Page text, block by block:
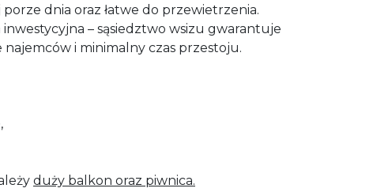
dnia oraz łatwe do przewietrzenia.
inwestycyjna – sąsiedztwo wsizu gwarantuje
najemców i minimalny czas przestoju.
duży balkon oraz piwnica.